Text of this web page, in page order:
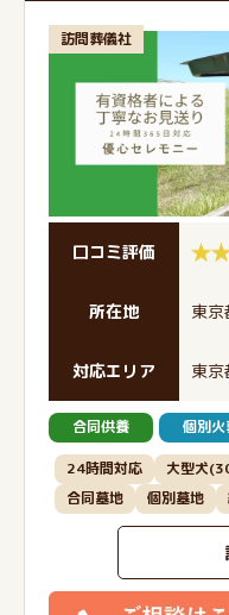
訪問葬儀社
口コミ評価
所在地 東
対応エリア 東京
合同供養 個別火
24時間対応 大型犬
合同墓地
個別墓地